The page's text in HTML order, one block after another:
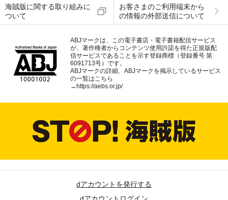
海賊版に関する取り組みに
ついて
お客さまのご利用端末から
の情報の外部送信について
ABJマークは、この電子書店・電子書籍配信サービス
が、著作権者からコンテンツ使用許諾を得た正規版配
信サービスであることを示す登録商標（登録番号 第
6091713号）です。
ABJマークの詳細、ABJマークを掲示しているサービス
の一覧はこちら
→ https://aebs.or.jp/
dアカウントを発行する